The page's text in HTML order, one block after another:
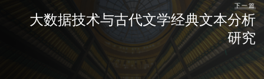
下一篇
大数据技术与古代文学经典文本分析
研究